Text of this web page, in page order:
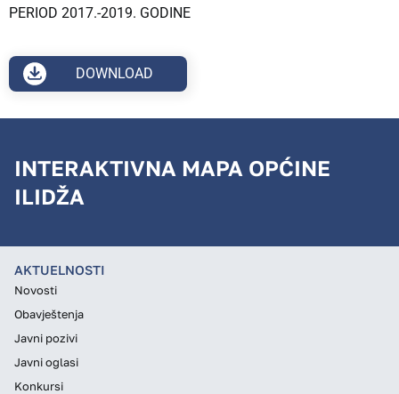
PERIOD 2017.-2019. GODINE
DOWNLOAD
INTERAKTIVNA MAPA OPĆINE
ILIDŽA
AKTUELNOSTI
Novosti
Obavještenja
Javni pozivi
Javni oglasi
Konkursi